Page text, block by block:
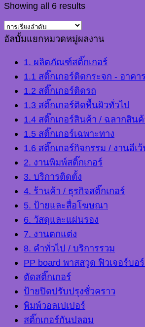
Showing all 6 results
อัลบั้มแยกหมวดหมู่ผลงาน
1. ผลิตภัณฑ์สติ๊กเกอร์
1.1 สติ๊กเกอร์ติดกระจก - อาคา
1.2 สติ๊กเกอร์ติดรถ
1.3 สติ๊กเกอร์ติดพื้นผิวทั่วไป
1.4 สติ๊กเกอร์สินค้า / ฉลากสินค้
1.5 สติ๊กเกอร์เฉพาะทาง
1.6 สติ๊กเกอร์กิจกรรม / งานอีเ
2. งานพิมพ์สติ๊กเกอร์
3. บริการติดตั้ง
4. ร้านค้า / ธุรกิจสติ๊กเกอร์
5. ป้ายและสื่อโฆษณา
6. วัสดุและแผ่นรอง
7. งานตกแต่ง
8. คำทั่วไป / บริการรวม
PP board พาสสวูด ฟิวเจอร์บอ
ตัดสติ๊กเกอร์
ป้ายปิดปรับปรุงชั่วคราว
พิมพ์วอลเปเปอร์
สติ๊กเกอร์กันปลอม